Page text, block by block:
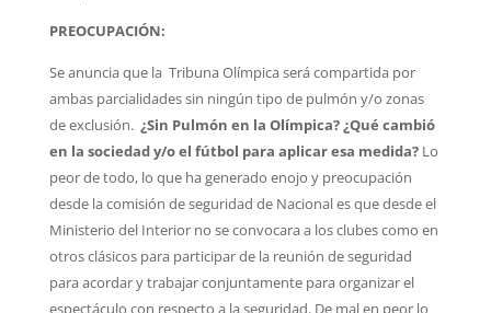
PREOCUPACIÓN:
Se anuncia que la Tribuna Olímpica será compartida por
ambas parcialidades sin ningún tipo de pulmón y/o zonas
de exclusión. ¿Sin Pulmón en la Olímpica?¿Qué cambió
en la sociedad y/o el fútbol para aplicar esa medida? Lo
peor de todo, lo que ha generado enojo y preocupación
desde la comisión de seguridad de Nacional es que desde el
Ministerio del Interior no se convocara a los clubes como en
otros clásicos para participar de la reunión de seguridad
para acordar y trabajar conjuntamente para organizar el
espectáculo con respecto a la seguridad. De mal en peor lo